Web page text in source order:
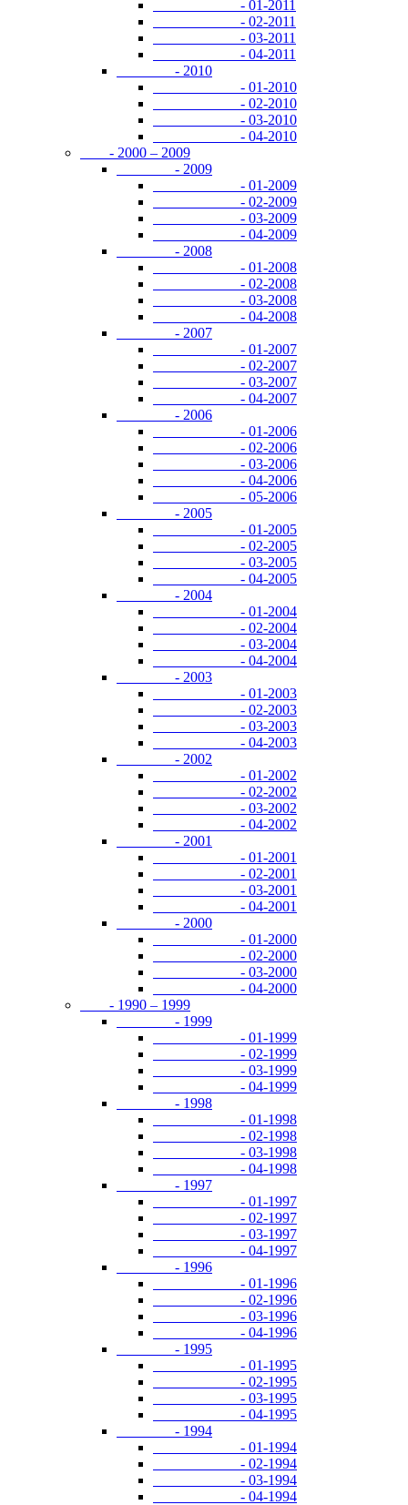
- 01-2011
- 02-2011
- 03-2011
- 04-2011
- 2010
- 01-2010
- 02-2010
- 03-2010
- 04-2010
- 2000 – 2009
- 2009
- 01-2009
- 02-2009
- 03-2009
- 04-2009
- 2008
- 01-2008
- 02-2008
- 03-2008
- 04-2008
- 2007
- 01-2007
- 02-2007
- 03-2007
- 04-2007
- 2006
- 01-2006
- 02-2006
- 03-2006
- 04-2006
- 05-2006
- 2005
- 01-2005
- 02-2005
- 03-2005
- 04-2005
- 2004
- 01-2004
- 02-2004
- 03-2004
- 04-2004
- 2003
- 01-2003
- 02-2003
- 03-2003
- 04-2003
- 2002
- 01-2002
- 02-2002
- 03-2002
- 04-2002
- 2001
- 01-2001
- 02-2001
- 03-2001
- 04-2001
- 2000
- 01-2000
- 02-2000
- 03-2000
- 04-2000
- 1990 – 1999
- 1999
- 01-1999
- 02-1999
- 03-1999
- 04-1999
- 1998
- 01-1998
- 02-1998
- 03-1998
- 04-1998
- 1997
- 01-1997
- 02-1997
- 03-1997
- 04-1997
- 1996
- 01-1996
- 02-1996
- 03-1996
- 04-1996
- 1995
- 01-1995
- 02-1995
- 03-1995
- 04-1995
- 1994
- 01-1994
- 02-1994
- 03-1994
- 04-1994